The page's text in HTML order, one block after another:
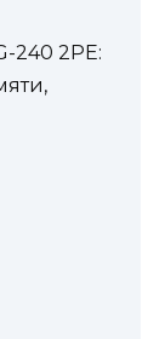
240 2PE: